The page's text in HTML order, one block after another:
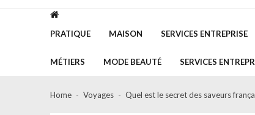
PRATIQUE MAISON SERVICES ENTREPRISE
MÉTIERS MODE BEAUTÉ SERVICES
Home Voyages Quel est le secret des saveurs